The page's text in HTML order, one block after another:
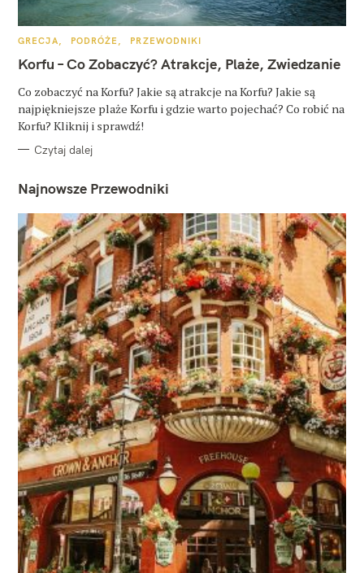
K
T
E
O
R
I
GRECJA PODRÓŻE PRZEWODNIKI
Korfu – Co Zobaczyć? Atrakcje, Plaże, Zwiedzanie
Co zobaczyć na Korfu? Jakie są atrakcje na Korfu? Jakie są
najpiękniejsze plaże Korfu i gdzie warto pojechać? Co robić na
Korfu? Kliknij i sprawdź!
Czytaj dalej
Najnowsze Przewodniki